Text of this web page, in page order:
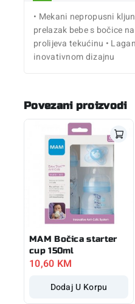
• Mekani nepropusni
prelazak bebe s bočice
prolijeva tekućinu •
inovativnom dizajnu
Povezani proizvodi
MAM Bočica starter
cup 150ml
10,60 KM
Dodaj U Korpu